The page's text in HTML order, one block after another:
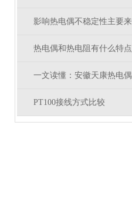
热电偶和热电阻有什么特点
PT100接线方式比较